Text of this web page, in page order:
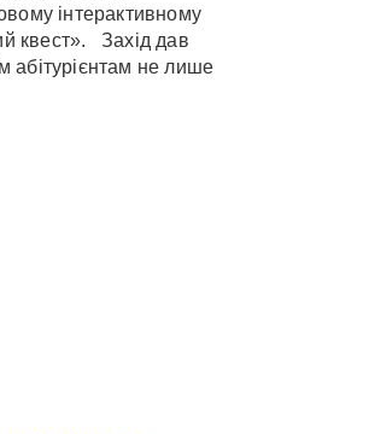
інтерактивному
квест». Захід дав
абітурієнтам не лише